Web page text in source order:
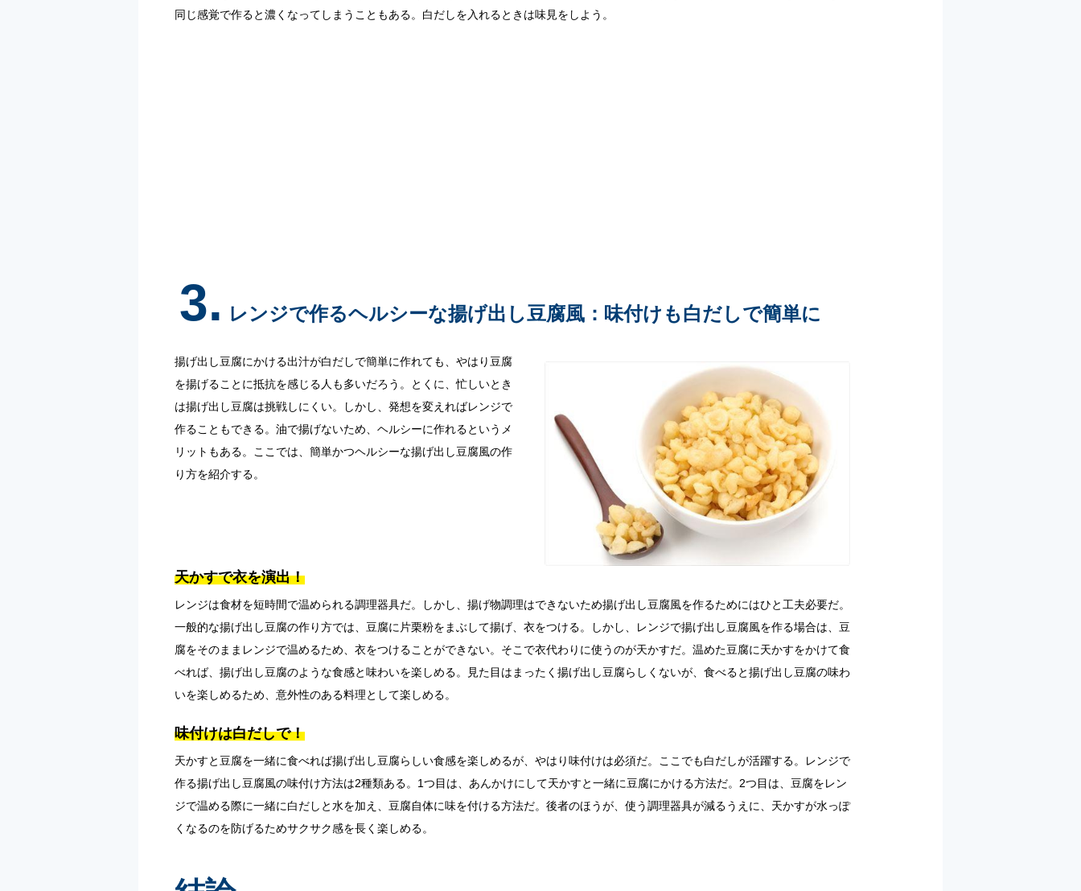
同じ感覚で作ると濃くなってしまうこともある。白だしを入れるときは味見をしよう。
3. レンジで作るヘルシーな揚げ出し豆腐風：味付けも白だしで簡単に
揚げ出し豆腐にかける出汁が白だしで簡単に作れても、やはり豆腐
を揚げることに抵抗を感じる人も多いだろう。とくに、忙しいとき
は揚げ出し豆腐は挑戦しにくい。しかし、発想を変えればレンジで
作ることもできる。油で揚げないため、ヘルシーに作れるというメ
リットもある。ここでは、簡単かつヘルシーな揚げ出し豆腐風の作
り方を紹介する。
天かすで衣を演出！
レンジは食材を短時間で温められる調理器具だ。しかし、揚げ物調理はできないため揚げ出し豆腐風を作るためにはひと工夫必要だ。
一般的な揚げ出し豆腐の作り方では、豆腐に片栗粉をまぶして揚げ、衣をつける。しかし、レンジで揚げ出し豆腐風を作る場合は、豆
腐をそのままレンジで温めるため、衣をつけることができない。そこで衣代わりに使うのが天かすだ。温めた豆腐に天かすをかけて食
べれば、揚げ出し豆腐のような食感と味わいを楽しめる。見た目はまったく揚げ出し豆腐らしくないが、食べると揚げ出し豆腐の味わ
いを楽しめるため、意外性のある料理として楽しめる。
味付けは白だしで！
天かすと豆腐を一緒に食べれば揚げ出し豆腐らしい食感を楽しめるが、やはり味付けは必須だ。ここでも白だしが活躍する。レンジで
作る揚げ出し豆腐風の味付け方法は2種類ある。1つ目は、あんかけにして天かすと一緒に豆腐にかける方法だ。2つ目は、豆腐をレン
ジで温める際に一緒に白だしと水を加え、豆腐自体に味を付ける方法だ。後者のほうが、使う調理器具が減るうえに、天かすが水っぽ
くなるのを防げるためサクサク感を長く楽しめる。